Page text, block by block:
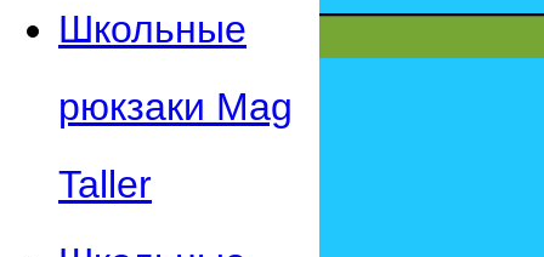
Школьные
рюкзаки Mag
Taller